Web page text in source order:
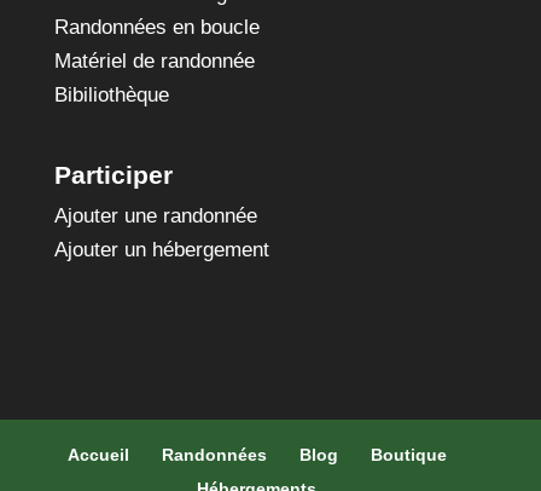
Randonnées en boucle
Matériel de randonnée
Bibiliothèque
Participer
Ajouter une randonnée
Ajouter un hébergement
Accueil Randonnées Blog
Boutique